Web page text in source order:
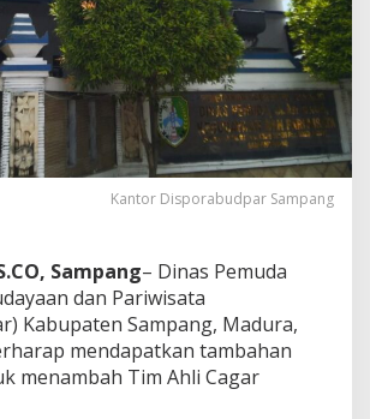
Kantor Disporabudpar Sampang
Sampang– Dinas Pemuda
dan Pariwisata
Kabupaten Sampang, Madura,
mendapatkan tambahan
menambah Tim Ahli Cagar